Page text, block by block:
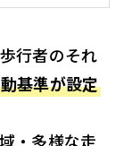
行者のそれ
基準が設定
・多様な走